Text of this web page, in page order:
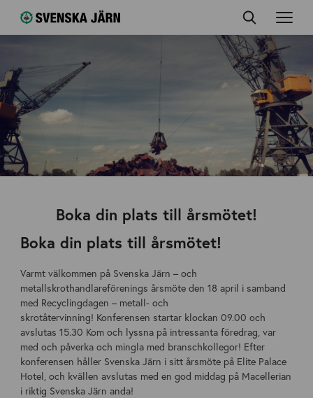
Boka din plats till årsmötet!
Boka din plats till årsmötet!
Varmt välkommen på Svenska Järn – och
metallskrothandlareförenings årsmöte den 18 april i samband
med Recyclingdagen – metall- och
skrotåtervinning! Konferensen startar klockan 09.00 och
avslutas 15.30 Kom och lyssna på intressanta föredrag, var
med och påverka och mingla med branschkollegor! Efter
konferensen håller Svenska Järn i sitt årsmöte på Elite Palace
Hotel, och kvällen avslutas med en god middag på Macellerian
i riktig Svenska Järn anda!